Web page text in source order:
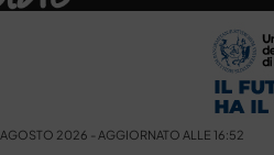
2026 - AGGIORNATO ALLE 16:52